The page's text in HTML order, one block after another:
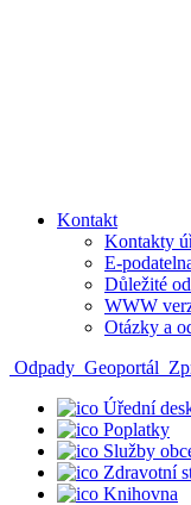
Kontakt
Kontakty
E-
Důležité
WWW
Otázky a
Odpady Geoportál
Úřední
Poplatky
Služby
Zdravotní
Knihovna